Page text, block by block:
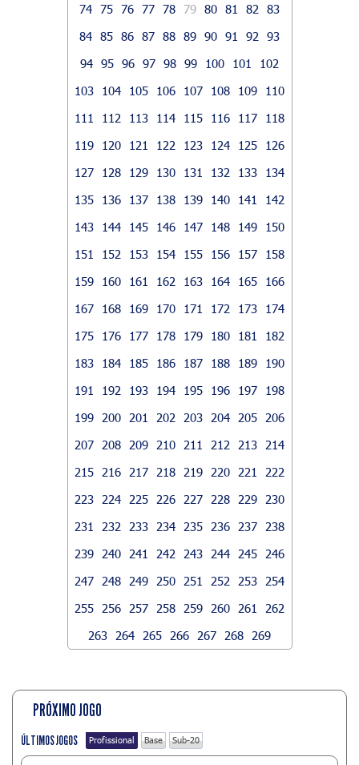
74 75 76 77 78 79 80 81 82
83
84 85 86 87 88 89 90 91 92
93
94 95 96 97 98 99 100 101
102
103
104 105 106 107 108 109
110
111
112 113 114 115 116 117
118
119
120 121 122 123 124 125
126
127
128 129 130 131 132 133
134
135
136 137 138 139 140 141
142
143
144 145 146 147 148 149
150
151
152 153 154 155 156 157
158
159
160 161 162 163 164 165
166
167
168 169 170 171 172 173
174
175
176 177 178 179 180 181
182
183
184 185 186 187 188 189
190
191
192 193 194 195 196 197
198
199
200 201 202 203 204 205
206
207
208 209 210 211 212 213
214
215
216 217 218 219 220 221
222
223
224 225 226 227 228 229
230
231
232 233 234 235 236 237
238
239
240 241 242 243 244 245
246
247
248 249 250 251 252 253
254
255
256 257 258 259 260 261
262
263
264 265 266 267 268 269
PRÓXIMO JOGO
ÚLTIMOS JOGOS Profissional Base Sub-20